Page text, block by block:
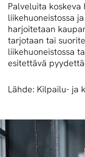
Palveluita
liikehuoneistossa
harjoitetaan
tarjotaan tai
liikehuoneistossa
esitettävä
Lähde: Kilpailu- ja